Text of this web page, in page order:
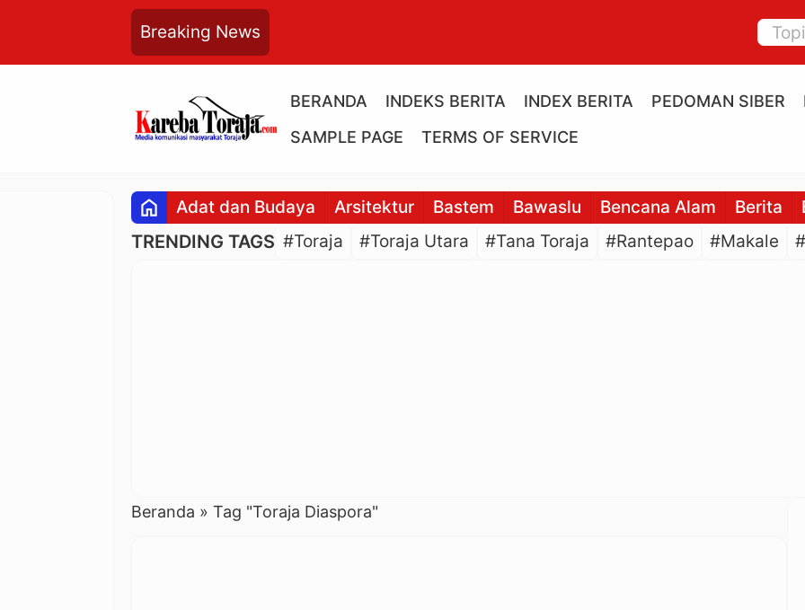
Breaking News
BERANDA INDEKS BERITA INDEX BERITA PEDOMAN SIBER
SAMPLE PAGE
TERMS OF SERVICE
home Adat dan Budaya Arsitektur Bastem Bawaslu Bencana Alam Berita
TRENDING TAGS #Toraja #Toraja Utara #Tana Toraja #Rantepao #Makale
Beranda » Tag "Toraja Diaspora"